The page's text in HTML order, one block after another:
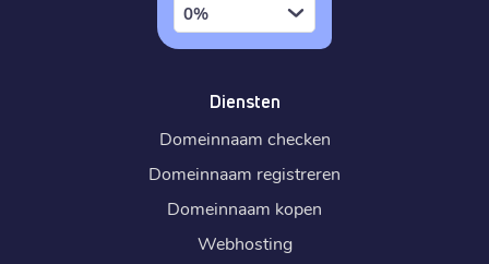
0%
Diensten
Domeinnaam checken
Domeinnaam registreren
Domeinnaam kopen
Webhosting